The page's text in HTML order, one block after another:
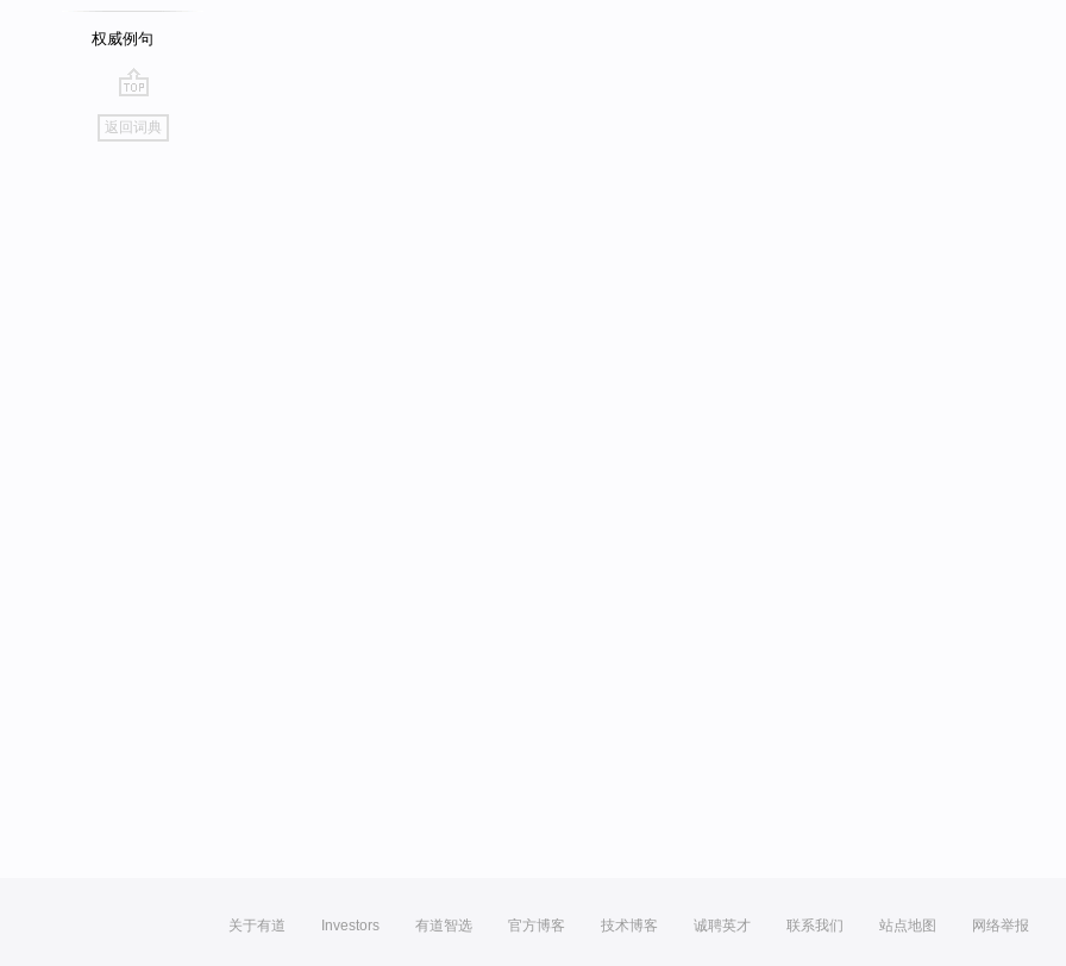
权威例句
go
top
返回词典
关于有道 Investors 有道智选 官方博客 技术博客 诚聘英才 联系我们 站点地图 网络举报